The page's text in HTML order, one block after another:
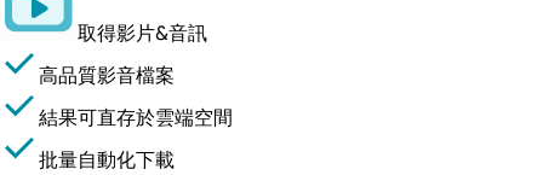
取得影片&音訊
高品質影音檔案
結果可直存於雲端空間
批量自動化下載